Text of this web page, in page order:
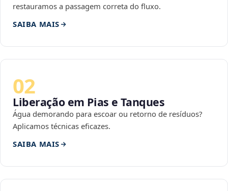
restauramos a passagem correta do fluxo.
SAIBA MAIS
02
Liberação em Pias e Tanques
Água demorando para escoar ou retorno de resíduos?
Aplicamos técnicas eficazes.
SAIBA MAIS